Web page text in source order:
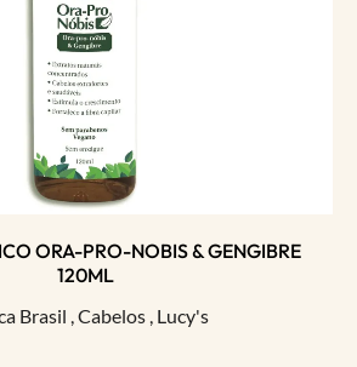
ORA-PRO-NOBIS & GENGIBRE
120ML
Brasil Cabelos Lucy's